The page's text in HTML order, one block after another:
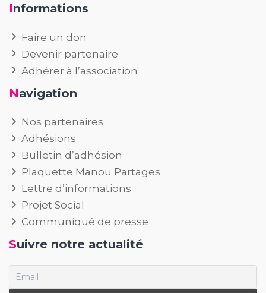
Informations
Faire un don
Devenir partenaire
Adhérer à l’association
Navigation
Nos partenaires
Adhésions
Bulletin d’adhésion
Plaquette Manou Partages
Lettre d’informations
Projet Social
Communiqué de presse
Suivre notre actualité